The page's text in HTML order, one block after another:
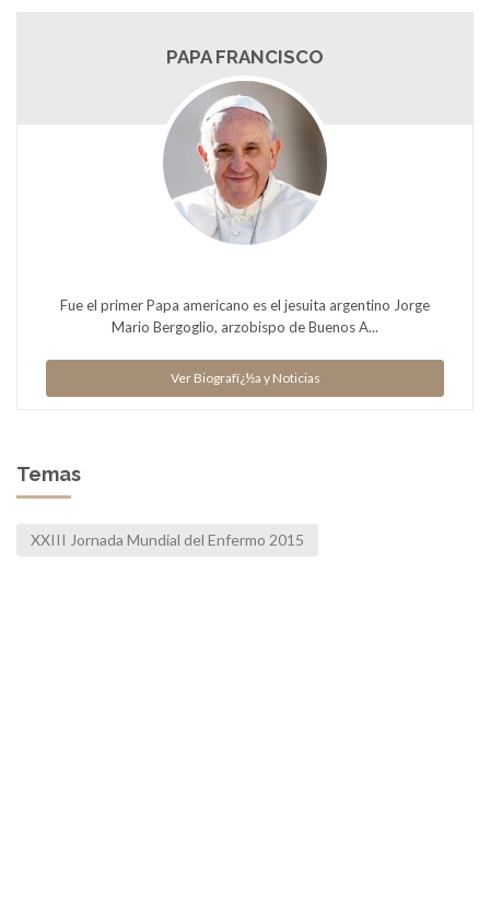
PAPA FRANCISCO
Fue el primer Papa americano es el jesuita argentino Jorge
Mario Bergoglio, arzobispo de Buenos A...
Ver Biografï¿½a y Noticias
Temas
XXIII Jornada Mundial del Enfermo 2015